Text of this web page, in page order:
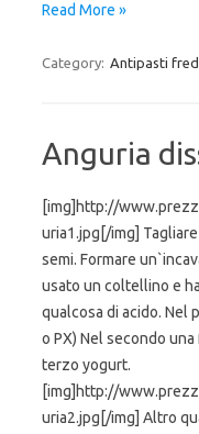
Read More »
Category: Antipasti
Anguria
[img]http://
uria1.jpg[/img]
semi. Formare
usato un coltellino e
qualcosa di acido. Nel
o PX) Nel secondo
terzo yogurt.
[img]http://
uria2.jpg[/img] Altro